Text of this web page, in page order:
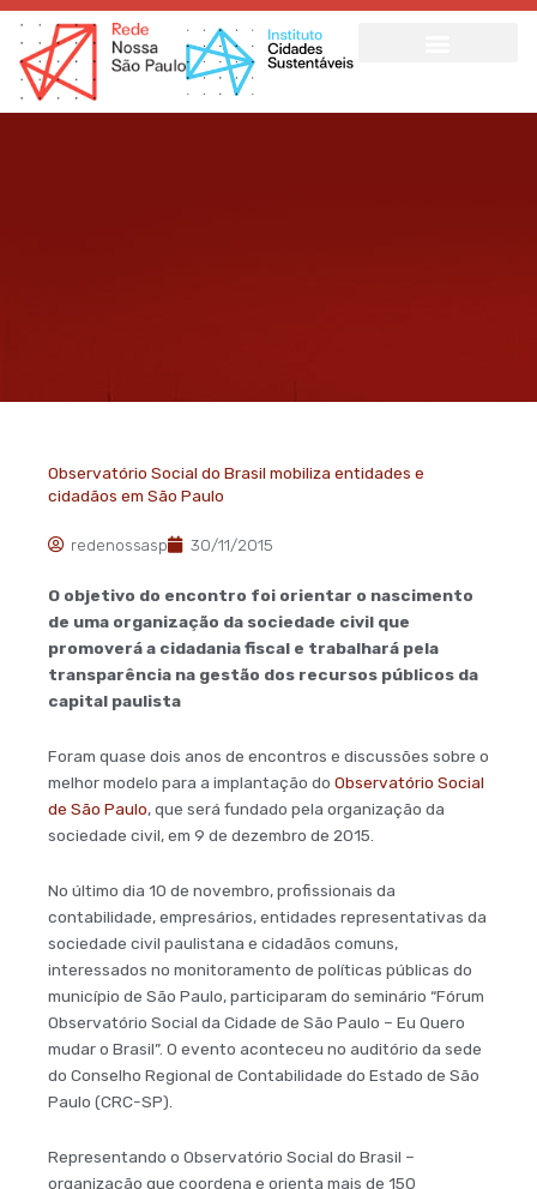
Ir
para
conteúdo
Observatório Social do Brasil mobiliza entidades e
cidadãos em São Paulo
redenossasp 30/11/2015
O objetivo do encontro foi orientar o nascimento
de uma organização da sociedade civil que
promoverá a cidadania fiscal e trabalhará pela
transparência na gestão dos recursos públicos da
capital paulista
Foram quase dois anos de encontros e discussões sobre o
melhor modelo para a implantação do Observatório Social
de São Paulo, que será fundado pela organização da
sociedade civil, em 9 de dezembro de 2015.
No último dia 10 de novembro, profissionais da
contabilidade, empresários, entidades representativas da
sociedade civil paulistana e cidadãos comuns,
interessados no monitoramento de políticas públicas do
município de São Paulo, participaram do seminário “Fórum
Observatório Social da Cidade de São Paulo – Eu Quero
mudar o Brasil”. O evento aconteceu no auditório da sede
do Conselho Regional de Contabilidade do Estado de São
Paulo (CRC-SP).
Representando o Observatório Social do Brasil –
organização que coordena e orienta mais de 150